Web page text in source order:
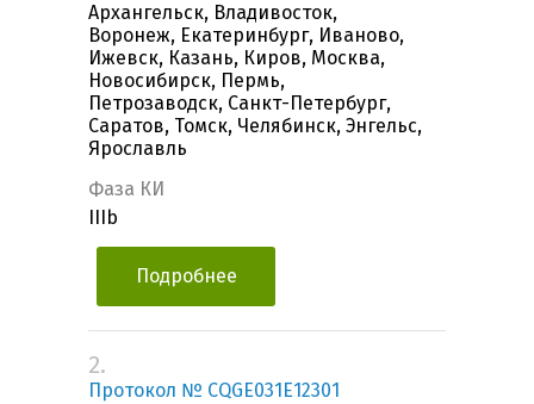
Архангельск, Владивосток,
Воронеж, Екатеринбург, Иваново,
Ижевск, Казань, Киров, Москва,
Новосибирск, Пермь,
Петрозаводск, Санкт-Петербург,
Саратов, Томск, Челябинск, Энгельс,
Ярославль
Фаза КИ
IIIb
Подробнее
2.
Протокол № CQGE031E12301